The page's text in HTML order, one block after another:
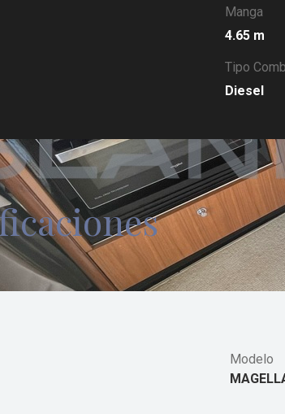
Manga
4.65 m
Tipo
Diesel
Modelo